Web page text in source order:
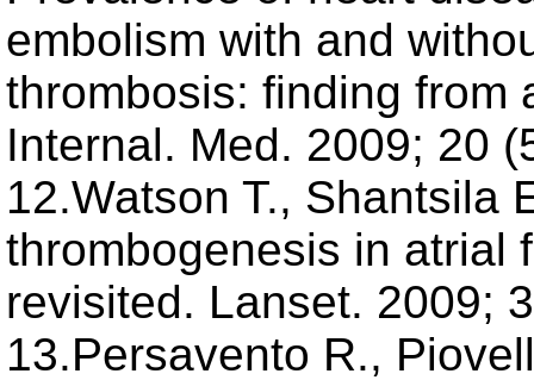
embolism with and
thrombosis: finding from
Internal. Med. 2009; 20
12.Watson T., Shantsila
thrombogenesis in atrial
revisited. Lanset. 2009;
13.Persavento R.,